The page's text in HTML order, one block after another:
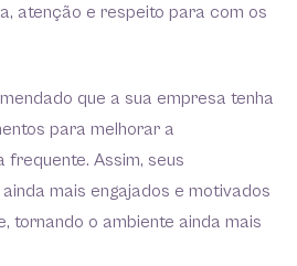
atenção e respeito para com os
que a sua empresa tenha
para melhorar a
Assim, seus
mais engajados e motivados
tornando o ambiente ainda mais